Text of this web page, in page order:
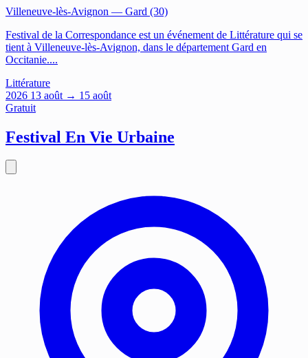
Villeneuve-lès-Avignon — Gard (30)
Festival de la Correspondance est un événement de Littérature qui se
tient à Villeneuve-lès-Avignon, dans le département Gard en
Occitanie....
Littérature
2026 13 août → 15 août
Gratuit
Festival En Vie Urbaine